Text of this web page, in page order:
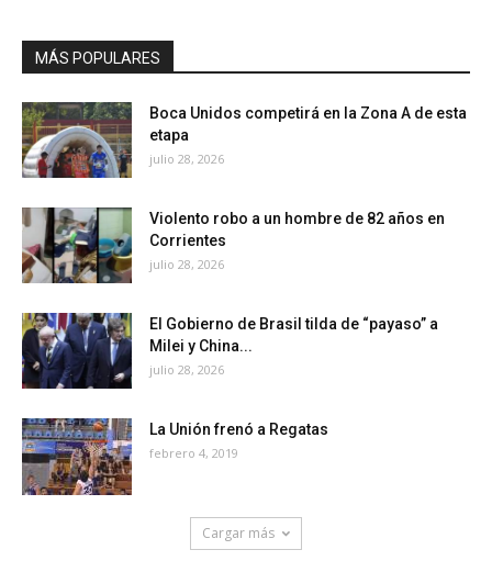
MÁS POPULARES
Boca Unidos competirá en la Zona A de esta
etapa
julio 28, 2026
Violento robo a un hombre de 82 años en
Corrientes
julio 28, 2026
El Gobierno de Brasil tilda de “payaso” a
Milei y China...
julio 28, 2026
La Unión frenó a Regatas
febrero 4, 2019
Cargar más